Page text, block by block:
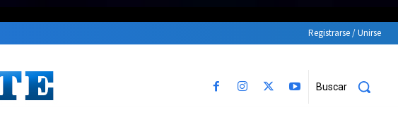
Registrarse / Unirse
Buscar